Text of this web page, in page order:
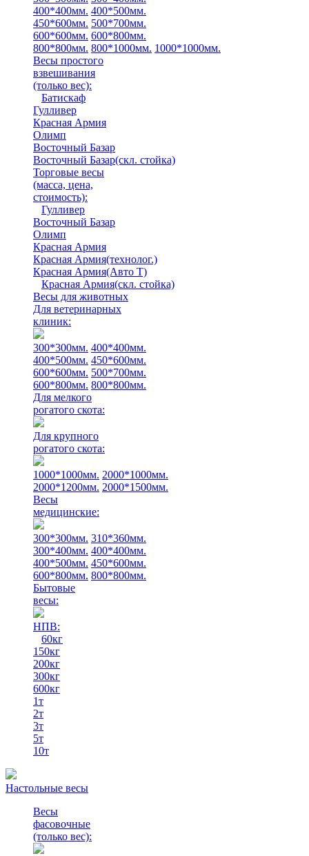
400*400мм. 400*500мм.
450*600мм. 500*700мм.
600*600мм. 600*800мм.
800*800мм. 800*1000мм. 1000*1000мм.
Весы простого
взвешивания
(только вес):
Батискаф
Гулливер
Красная Армия
Олимп
Восточный Базар
Восточный Базар(скл. стойка)
Торговые весы
(масса, цена,
стоимость):
Гулливер
Восточный Базар
Олимп
Красная Армия
Красная Армия(технолог.)
Красная Армия(Авто Т)
Красная Армия(скл. стойка)
Весы для животных
Для ветеринарных
клиник:
300*300мм. 400*400мм.
400*500мм. 450*600мм.
600*600мм. 500*700мм.
600*800мм. 800*800мм.
Для мелкого
рогатого скота:
Для крупного
рогатого скота:
1000*1000мм. 2000*1000мм.
2000*1200мм. 2000*1500мм.
Весы
медицинские:
300*300мм. 310*360мм.
300*400мм. 400*400мм.
400*500мм. 450*600мм.
600*800мм. 800*800мм.
Бытовые
весы:
НПВ:
60кг
150кг
200кг
300кг
600кг
1т
2т
3т
5т
10т
Настольные весы
Весы
фасовочные
(только вес):